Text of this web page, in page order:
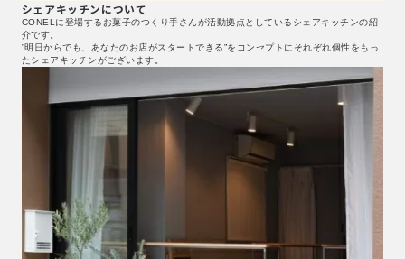
シェアキッチンについて
CONELに登場するお菓子のつくり手さんが活動拠点としているシェアキッチンの紹
介です。
”明日からでも、あなたのお店がスタートできる”をコンセプトにそれぞれ個性をもっ
たシェアキッチンがございます。